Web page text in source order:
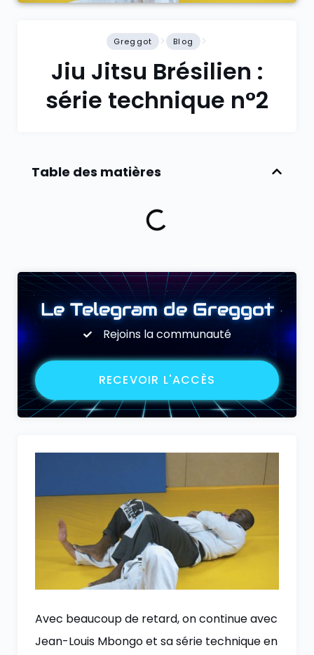
Greggot Blog
Jiu Jitsu Brésilien :
série technique n°2
Avec beaucoup de retard, on continue avec
Jean-Louis Mbongo et sa série technique en
Table des matières
Le Telegram de Greggot
Rejoins la communauté
RECEVOIR L'ACCÈS